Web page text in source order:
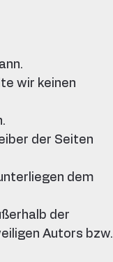
wir keinen
der Seiten
dem
der
Autors bzw.